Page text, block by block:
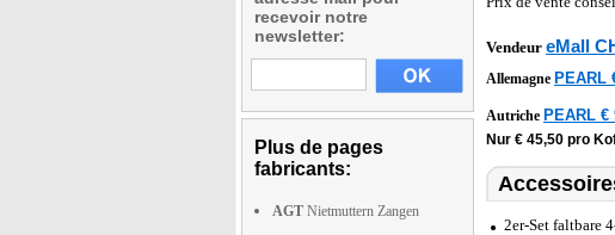
recevoir notre
newsletter:
Plus de pages
fabricants:
AGT Nietmuttern Zangen
Vendeur eMall
Allemagne PEARL
Autriche PEARL €
Nur € 45,50 pro
2er-Set faltbare